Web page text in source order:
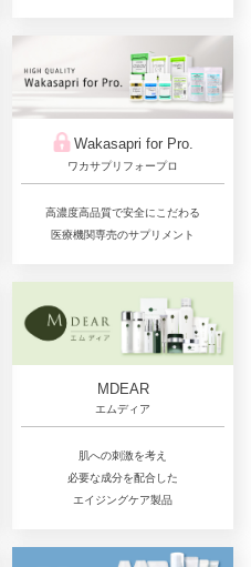
Wakasapri for Pro.
ワカサプリフォープロ
高濃度高品質で安全にこだわる
医療機関専売のサプリメント
MDEAR
エムディア
肌への刺激を考え
必要な成分を配合した
エイジングケア製品